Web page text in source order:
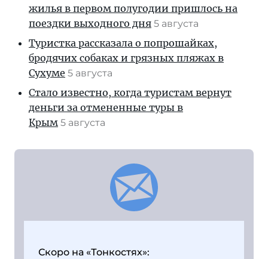
жилья в первом полугодии пришлось на
поездки выходного дня 5 августа
Туристка рассказала о попрошайках,
бродячих собаках и грязных пляжах в
Сухуме 5 августа
Стало известно, когда туристам вернут
деньги за отмененные туры в
Крым 5 августа
Скоро на «Тонкостях»: